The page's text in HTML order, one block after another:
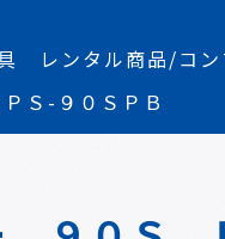
レンタル商品/コ
Ｓ-９０ＳＰＢ